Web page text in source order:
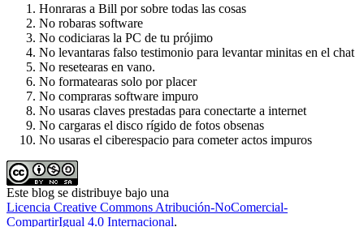
Honraras a Bill por sobre todas las cosas
No robaras software
No codiciaras la PC de tu prójimo
No levantaras falso testimonio para levantar minitas en el chat
No resetearas en vano.
No formatearas solo por placer
No compraras software impuro
No usaras claves prestadas para conectarte a internet
No cargaras el disco rígido de fotos obsenas
No usaras el ciberespacio para cometer actos impuros
Este blog se distribuye bajo una
Licencia Creative Commons Atribución-NoComercial-
CompartirIgual 4.0 Internacional.